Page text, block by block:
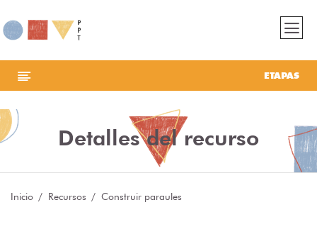
ETAPAS
Detalles del recurso
Inicio Recursos Construir paraules